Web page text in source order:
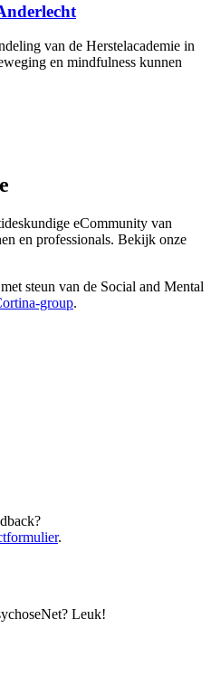
van de Herstelacademie in
en mindfulness kunnen
eCommunity van
en professionals. Bekijk onze
steun van de Social and Mental
group.
.
Leuk!